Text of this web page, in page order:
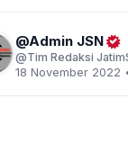
Admin JSN
Tim Redaksi
18 November 2022